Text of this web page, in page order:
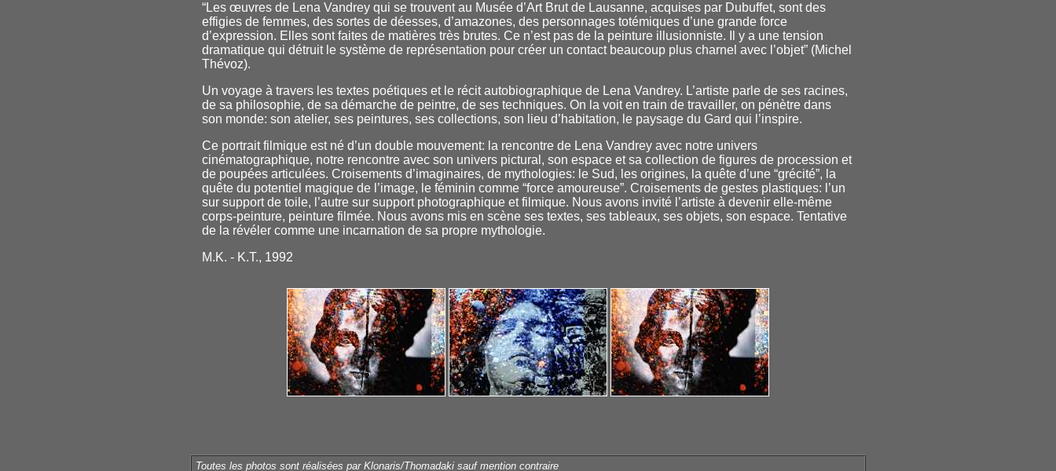
“Les œuvres de Lena Vandrey qui se trouvent au Musée d’Art Brut de Lausanne, acquises par Dubuffet, sont des
effigies de femmes, des sortes de déesses, d’amazones, des personnages totémiques d’une grande force
d’expression. Elles sont faites de matières très brutes. Ce n’est pas de la peinture illusionniste. Il y a une tension
dramatique qui détruit le système de représentation pour créer un contact beaucoup plus charnel avec l’objet” (Michel
Thévoz).
Un voyage à travers les textes poétiques et le récit autobiographique de Lena Vandrey. L’artiste parle de ses racines,
de sa philosophie, de sa démarche de peintre, de ses techniques. On la voit en train de travailler, on pénètre dans
son monde: son atelier, ses peintures, ses collections, son lieu d’habitation, le paysage du Gard qui l’inspire.
Ce portrait filmique est né d’un double mouvement: la rencontre de Lena Vandrey avec notre univers
cinématographique, notre rencontre avec son univers pictural, son espace et sa collection de figures de procession et
de poupées articulées. Croisements d’imaginaires, de mythologies: le Sud, les origines, la quête d’une “grécité”, la
quête du potentiel magique de l’image, le féminin comme “force amoureuse”. Croisements de gestes plastiques: l’un
sur support de toile, l’autre sur support photographique et filmique. Nous avons invité l’artiste à devenir elle-même
corps-peinture, peinture filmée. Nous avons mis en scène ses textes, ses tableaux, ses objets, son espace. Tentative
de la révéler comme une incarnation de sa propre mythologie.
M.K. - K.T., 1992
Toutes les photos sont réalisées par Klonaris/Thomadaki sauf mention contraire